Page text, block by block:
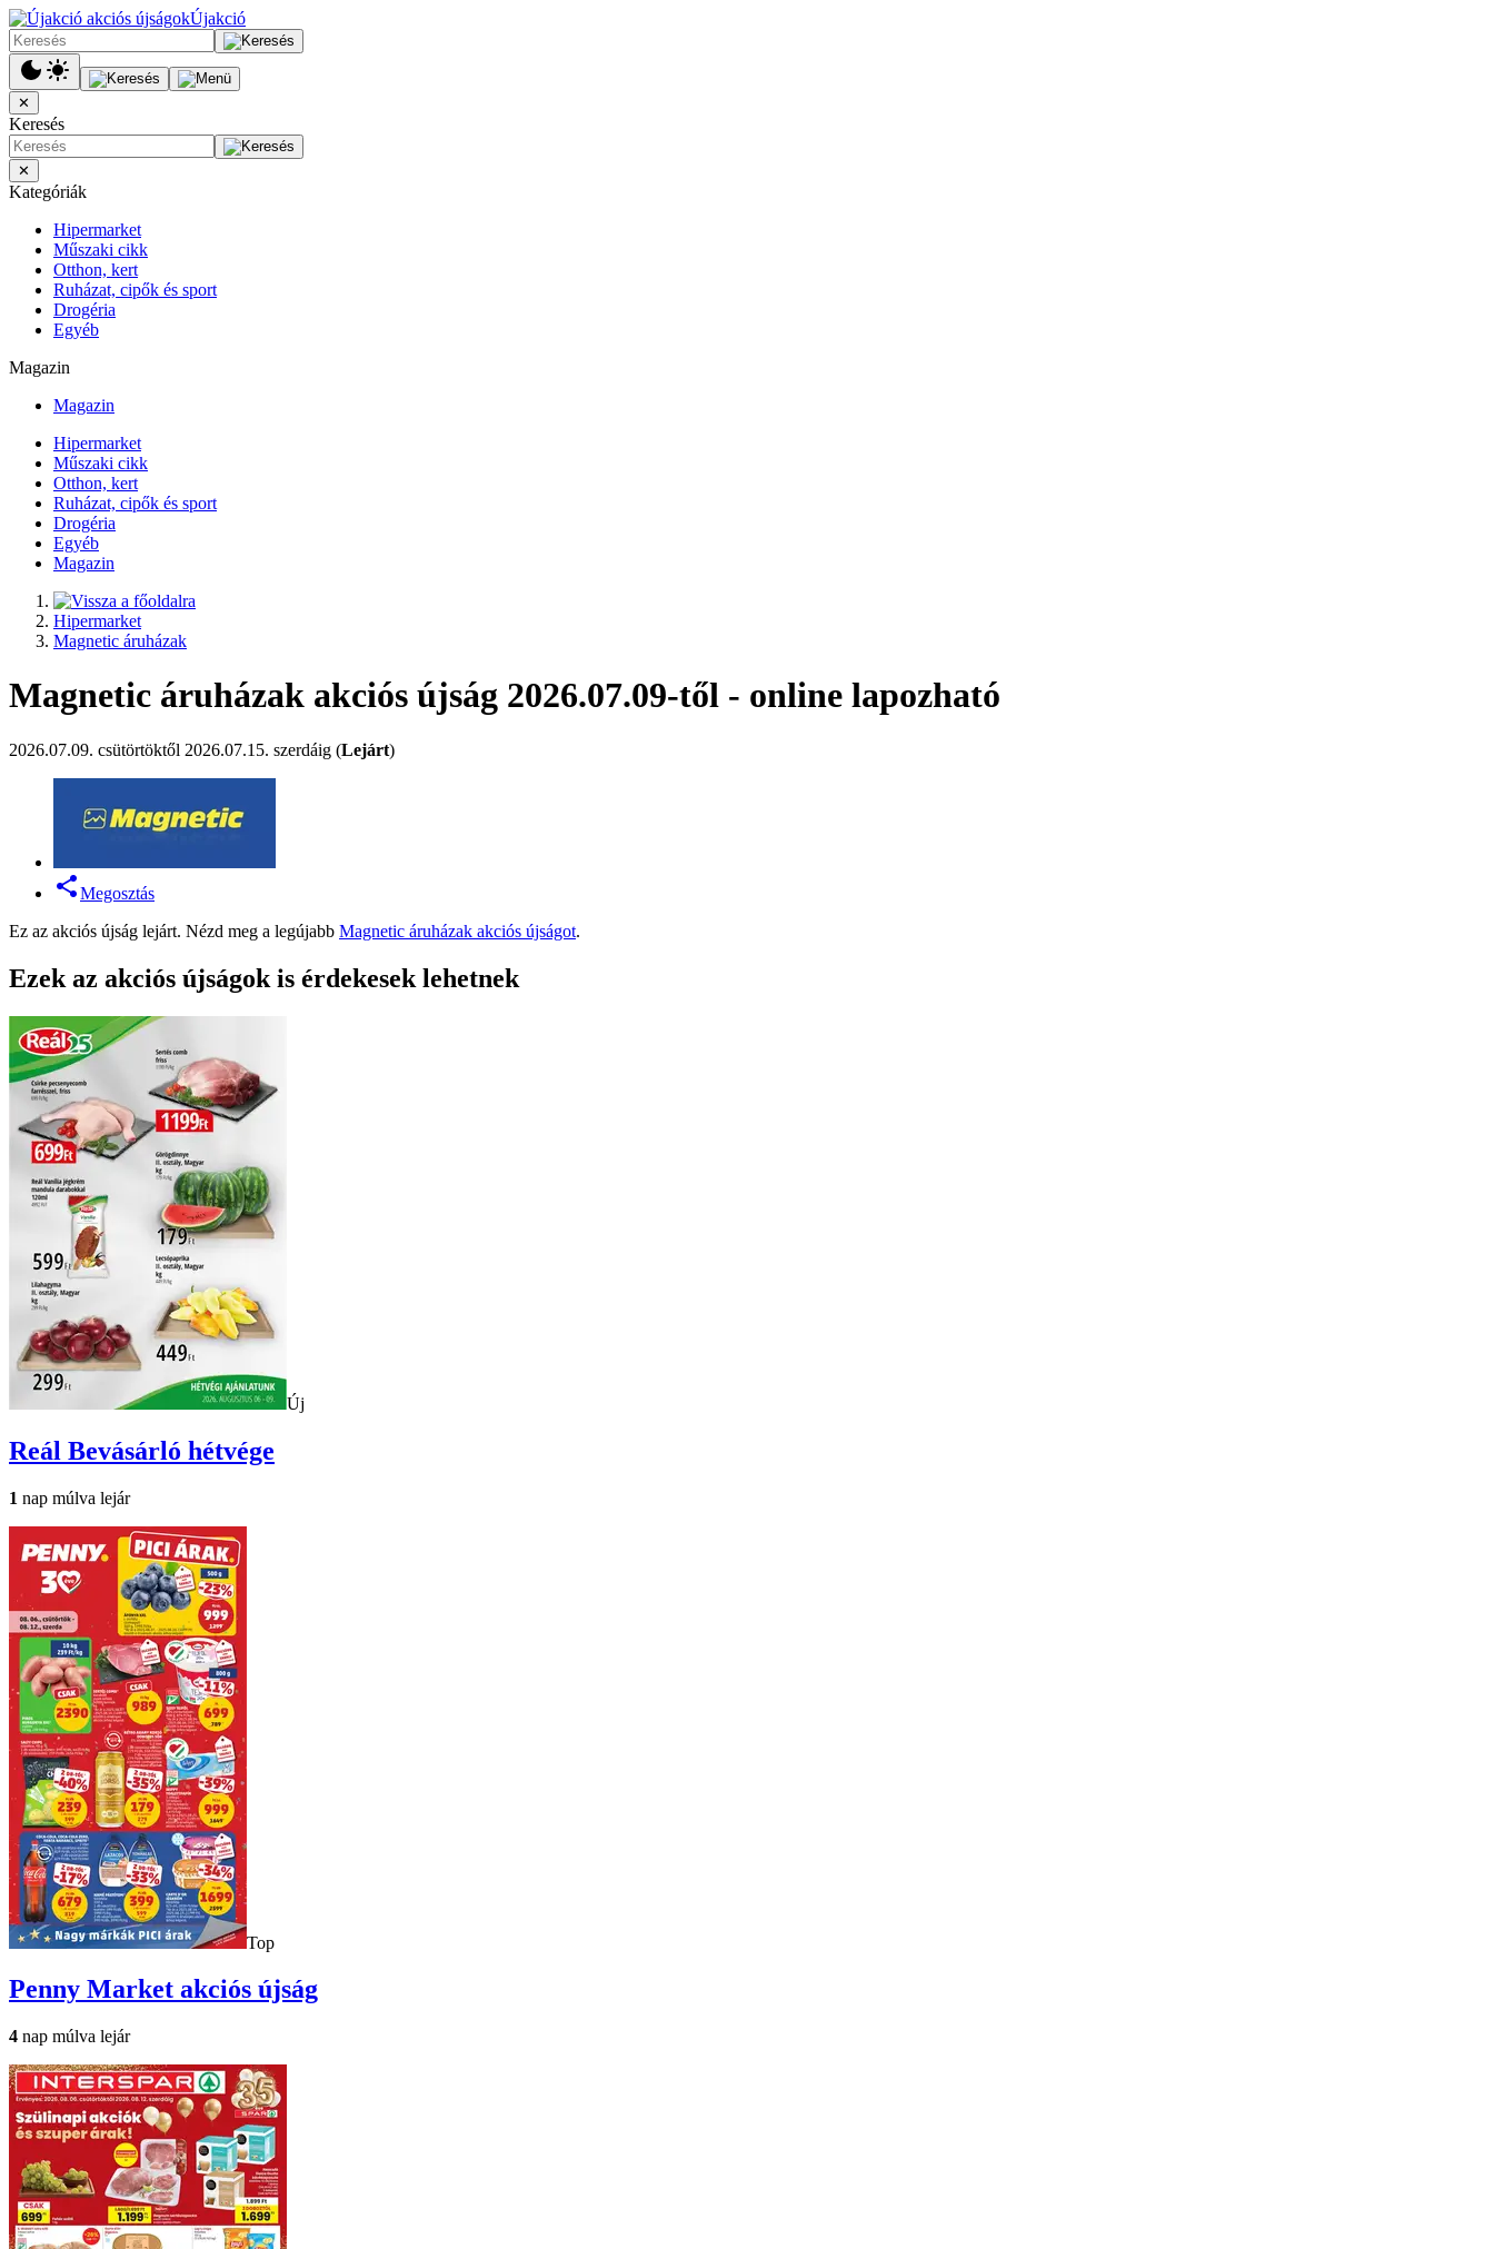
Újakció
✕
Keresés
✕
Kategóriák
Hipermarket
Műszaki cikk
Otthon, kert
Ruházat, cipők és sport
Drogéria
Egyéb
Magazin
Magazin
Hipermarket
Műszaki cikk
Otthon, kert
Ruházat, cipők és sport
Drogéria
Egyéb
Magazin
Hipermarket
Magnetic áruházak
Magnetic áruházak akciós újság 2026.07.09-től - online lapozható
2026.07.09. csütörtöktől 2026.07.15. szerdáig (Lejárt)
Megosztás
Ez az akciós újság lejárt. Nézd meg a legújabb Magnetic áruházak akciós újságot.
Ezek az akciós újságok is érdekesek lehetnek
Új
Reál Bevásárló hétvége
1 nap múlva lejár
Top
Penny Market akciós újság
4 nap múlva lejár